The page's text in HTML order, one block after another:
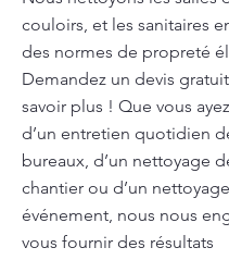
couloirs, et les sanitaires
des normes de propreté
Demandez un devis
savoir plus ! Que vous
d’un entretien quotidien
bureaux, d’un nettoyage
chantier ou d’un
événement, nous nous
vous fournir des résultats